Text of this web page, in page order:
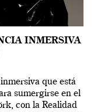
INMERSIVA
que está
sumergirse en el
con la Realidad